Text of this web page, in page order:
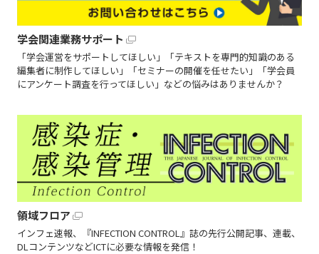
学会関連業務サポート
「学会運営をサポートしてほしい」「テキストを専門的知識のある
編集者に制作してほしい」「セミナーの開催を任せたい」「学会員
にアンケート調査を行ってほしい」などの悩みはありませんか？
領域フロア
インフェ速報、『INFECTION CONTROL』誌の先行公開記事、連載、
DLコンテンツなどICTに必要な情報を発信！